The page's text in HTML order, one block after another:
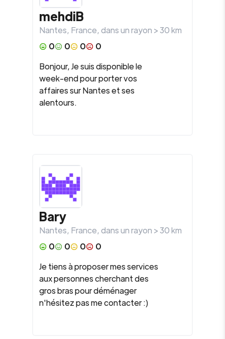
mehdiB
Nantes, France, dans un rayon >30km
0
0 0
0
Bonjour, Je suis disponible le
week-end pour porter vos
affaires sur Nantes et ses
alentours.
Bary
Nantes, France, dans un rayon >30km
0
0 0
0
Je tiens à proposer mes services
aux personnes cherchant des
gros bras pour déménager
n'hésitez pas me contacter :)